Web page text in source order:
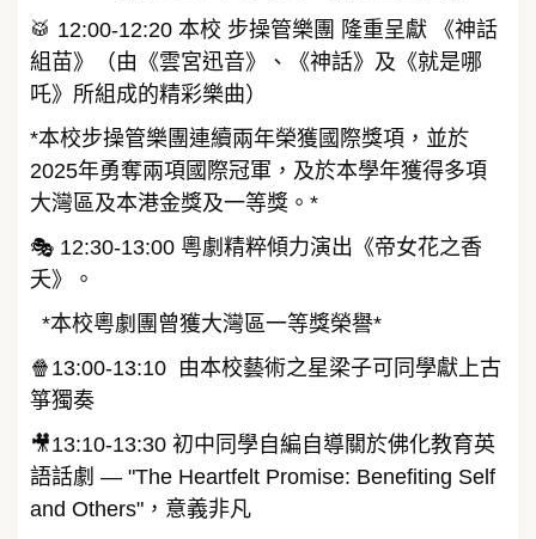
🥁 12:00-12:20 本校 步操管樂團 隆重呈獻 《神話
組苗》（由《雲宮迅音》、《神話》及《就是哪
吒》所組成的精彩樂曲）
*本校步操管樂團連續兩年榮獲國際獎項，並於
2025年勇奪兩項國際冠軍，及於本學年獲得多項
大灣區及本港金獎及一等獎。*
🎭 12:30-13:00 粵劇精粹傾力演出《帝女花之香
夭》。
*本校粵劇團曾獲大灣區一等獎榮譽*
🍿13:00-13:10 由本校藝術之星梁子可同學獻上古
箏獨奏
🎥13:10-13:30 初中同學自編自導關於佛化教育英
語話劇 — "The Heartfelt Promise: Benefiting Self
and Others"，意義非凡